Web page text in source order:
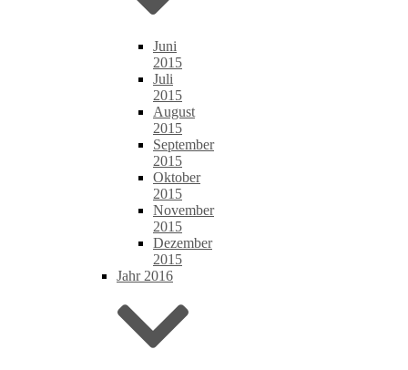
Juni
2015
Juli
2015
August
2015
September
2015
Oktober
2015
November
2015
Dezember
2015
Jahr 2016